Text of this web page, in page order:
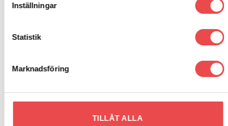
Inställningar
Statistik
Marknadsföring
TILLÅT ALLA
RELATERADE PRODUKTER
815kr